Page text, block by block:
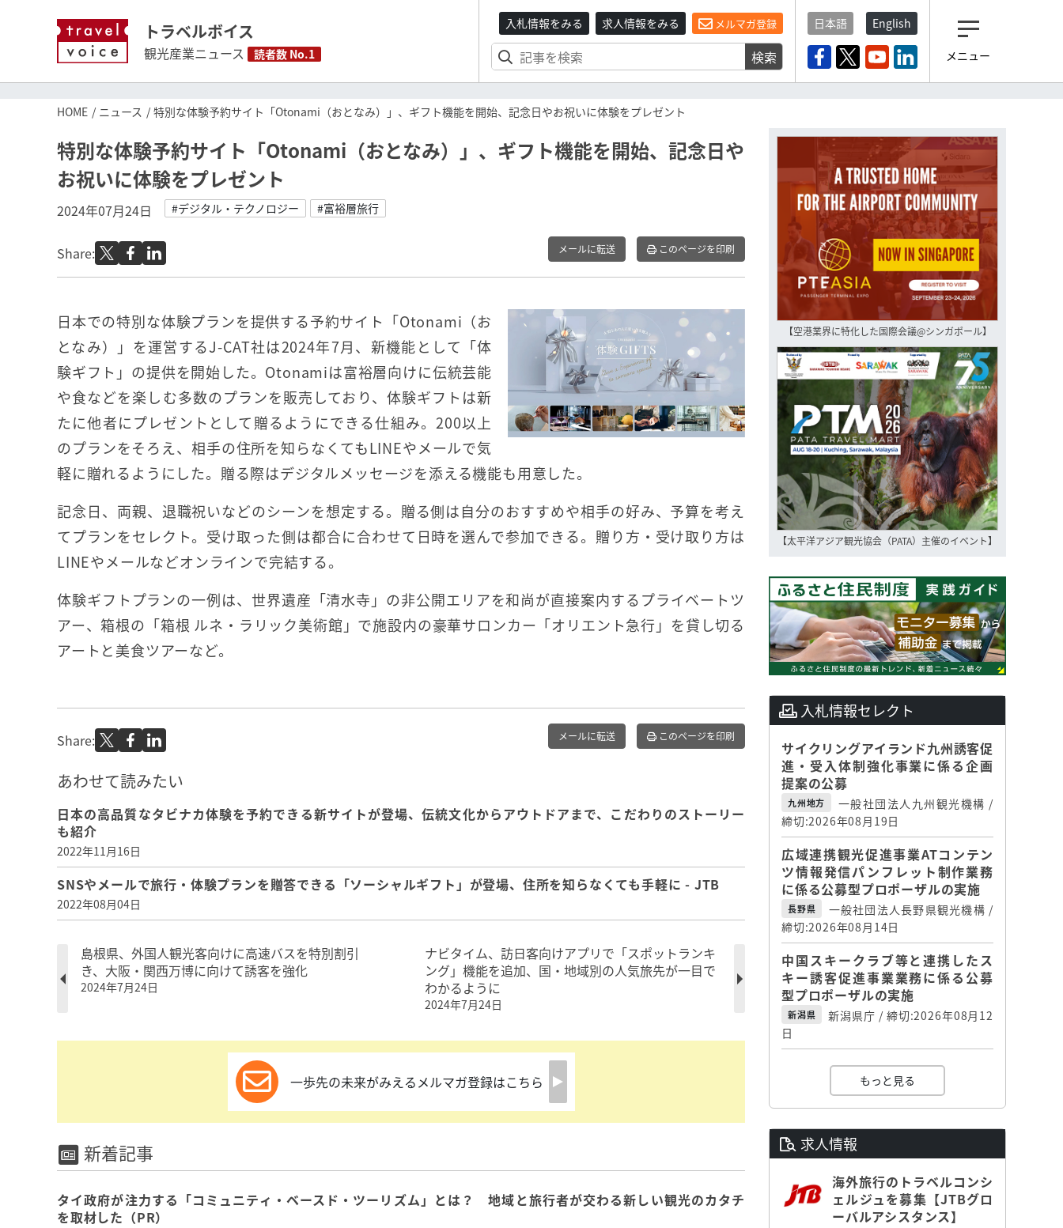
トラベルボイス
観光産業ニュース 読者数 No.1
入札情報をみる 求人情報をみる メルマガ登録
検索
日本語 English
メニュー
HOME ニュース 特別な体験予約サイト「Otonami（おとなみ）」、ギフト機能を開始、記念日やお祝いに体験をプレゼント
特別な体験予約サイト「Otonami（おとなみ）」、ギフト機能を開始、記念日や
お祝いに体験をプレゼント
2024年07月24日 #デジタル・テクノロジー #富裕層旅行
Share: メールに転送 このページを印刷
日本での特別な体験プランを提供する予約サイト「Otonami（お
となみ）」を運営するJ-CAT社は2024年7月、新機能として「体
験ギフト」の提供を開始した。Otonamiは富裕層向けに伝統芸能
や食などを楽しむ多数のプランを販売しており、体験ギフトは新
たに他者にプレゼントとして贈るようにできる仕組み。200以上
のプランをそろえ、相手の住所を知らなくてもLINEやメールで気
軽に贈れるようにした。贈る際はデジタルメッセージを添える機能も用意した。
記念日、両親、退職祝いなどのシーンを想定する。贈る側は自分のおすすめや相手の好み、予算を考え
てプランをセレクト。受け取った側は都合に合わせて日時を選んで参加できる。贈り方・受け取り方は
LINEやメールなどオンラインで完結する。
体験ギフトプランの一例は、世界遺産「清水寺」の非公開エリアを和尚が直接案内するプライベートツ
アー、箱根の「箱根 ルネ・ラリック美術館」で施設内の豪華サロンカー「オリエント急行」を貸し切る
アートと美食ツアーなど。
Share: メールに転送 このページを印刷
あわせて読みたい
日本の高品質なタビナカ体験を予約できる新サイトが登場、伝統文化からアウトドアまで、こだわりのストーリー
も紹介
2022年11月16日
SNSやメールで旅行・体験プランを贈答できる「ソーシャルギフト」が登場、住所を知らなくても手軽に - JTB
2022年08月04日
島根県、外国人観光客向けに高速バスを特別割引
き、大阪・関西万博に向けて誘客を強化
2024年7月24日
ナビタイム、訪日客向けアプリで「スポットランキ
ング」機能を追加、国・地域別の人気旅先が一目で
わかるように
2024年7月24日
一歩先の未来がみえるメルマガ登録はこちら
新着記事
タイ政府が注力する「コミュニティ・ベースド・ツーリズム」とは？ 地域と旅行者が交わる新しい観光のカタチ
を取材した（PR）
【空港業界に特化した国際会議@シンガポール】
【太平洋アジア観光協会（PATA）主催のイベント】
入札情報セレクト
サイクリングアイランド九州誘客促
進・受入体制強化事業に係る企画
提案の公募
九州地方
一般社団法人九州観光機構 /
締切:2026年08月19日
広域連携観光促進事業ATコンテン
ツ情報発信パンフレット制作業務
に係る公募型プロポーザルの実施
長野県
一般社団法人長野県観光機構 /
締切:2026年08月14日
中国スキークラブ等と連携したス
キー誘客促進事業業務に係る公募
型プロポーザルの実施
新潟県
新潟県庁 / 締切:2026年08月12
日
もっと見る
求人情報
海外旅行のトラベルコンシ
ェルジュを募集【JTBグロ
ーバルアシスタンス】
観光産業ニュース「トラベ
登録済みですよね？
もし未だ登録していないなら…
いますぐ登録する